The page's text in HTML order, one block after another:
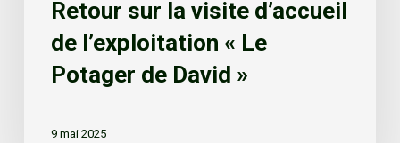
Retour sur la visite d’accueil
de l’exploitation « Le
Potager de David »
9 mai 2025